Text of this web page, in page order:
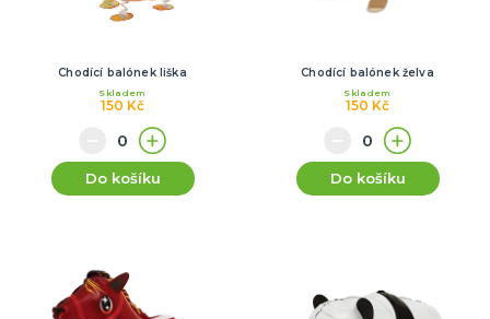
Chodící balónek liška
150 Kč
Skladem
Do košíku
Chodící balónek želva
150 Kč
Skladem
Do košíku